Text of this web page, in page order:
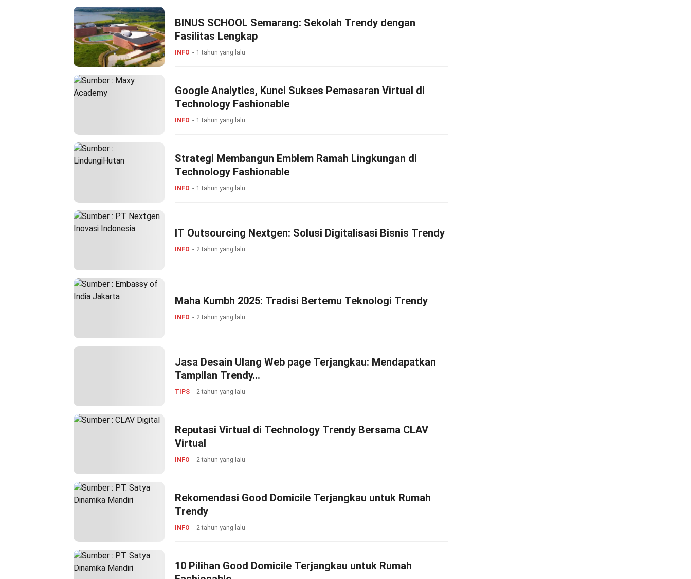
BINUS SCHOOL Semarang: Sekolah Trendy dengan
Fasilitas Lengkap
INFO 1 tahun yang lalu
Google Analytics, Kunci Sukses Pemasaran Virtual di
Technology Fashionable
INFO 1 tahun yang lalu
Strategi Membangun Emblem Ramah Lingkungan di
Technology Fashionable
INFO 1 tahun yang lalu
IT Outsourcing Nextgen: Solusi Digitalisasi Bisnis Trendy
INFO 2 tahun yang lalu
Maha Kumbh 2025: Tradisi Bertemu Teknologi Trendy
INFO 2 tahun yang lalu
Jasa Desain Ulang Web page Terjangkau: Mendapatkan
Tampilan Trendy…
TIPS 2 tahun yang lalu
Reputasi Virtual di Technology Trendy Bersama CLAV
Virtual
INFO 2 tahun yang lalu
Rekomendasi Good Domicile Terjangkau untuk Rumah
Trendy
INFO 2 tahun yang lalu
10 Pilihan Good Domicile Terjangkau untuk Rumah